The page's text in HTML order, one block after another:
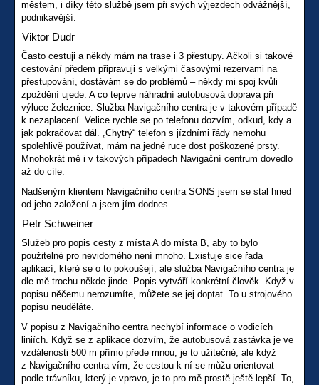
městem, i díky této službě jsem při svých výjezdech odvážnější,
podnikavější.
Viktor Dudr
Často cestuji a někdy mám na trase i 3 přestupy. Ačkoli si takové
cestování předem připravuji s velkými časovými rezervami na
přestupování, dostávám se do problémů – někdy mi spoj kvůli
zpoždění ujede. A co teprve náhradní autobusová doprava při
výluce železnice. Služba Navigačního centra je v takovém případě
k nezaplacení. Velice rychle se po telefonu dozvím, odkud, kdy a
jak pokračovat dál. „Chytrý“ telefon s jízdními řády nemohu
spolehlivě používat, mám na jedné ruce dost poškozené prsty.
Mnohokrát mě i v takových případech Navigační centrum dovedlo
až do cíle.
Nadšeným klientem Navigačního centra SONS jsem se stal hned
od jeho založení a jsem jím dodnes.
Petr Schweiner
Služeb pro popis cesty z místa A do místa B, aby to bylo
použitelné pro nevidomého není mnoho. Existuje sice řada
aplikací, které se o to pokoušejí, ale služba Navigačního centra je
dle mě trochu někde jinde. Popis vytváří konkrétní člověk. Když v
popisu něčemu nerozumíte, můžete se jej doptat. To u strojového
popisu neuděláte.
V popisu z Navigačního centra nechybí informace o vodicích
liniích. Když se z aplikace dozvím, že autobusová zastávka je ve
vzdálenosti 500 m přímo přede mnou, je to užitečné, ale když
z Navigačního centra vím, že cestou k ní se můžu orientovat
podle trávníku, který je vpravo, je to pro mě prostě ještě lepší. To,